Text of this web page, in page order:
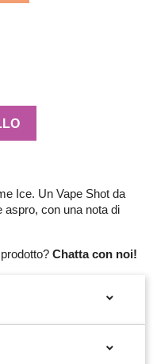
Ice. Un Vape Shot da
aspro, con una nota di
Chatta con noi!

